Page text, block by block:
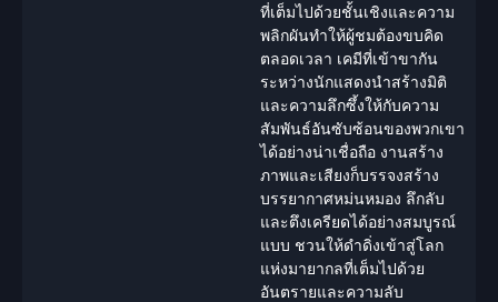
ที่เต็มไปด้วยชั้นเชิงและความ
พลิกผันทำให้ผู้ชมต้องขบคิด
ตลอดเวลา เคมีที่เข้าขากัน
ระหว่างนักแสดงนำสร้างมิติ
และความลึกซึ้งให้กับความ
สัมพันธ์อันซับซ้อนของพวกเขา
ได้อย่างน่าเชื่อถือ งานสร้าง
ภาพและเสียงก็บรรจงสร้าง
บรรยากาศหม่นหมอง ลึกลับ
และตึงเครียดได้อย่างสมบูรณ์
แบบ ชวนให้ดำดิ่งเข้าสู่โลก
แห่งมายากลที่เต็มไปด้วย
อันตรายและความลับ